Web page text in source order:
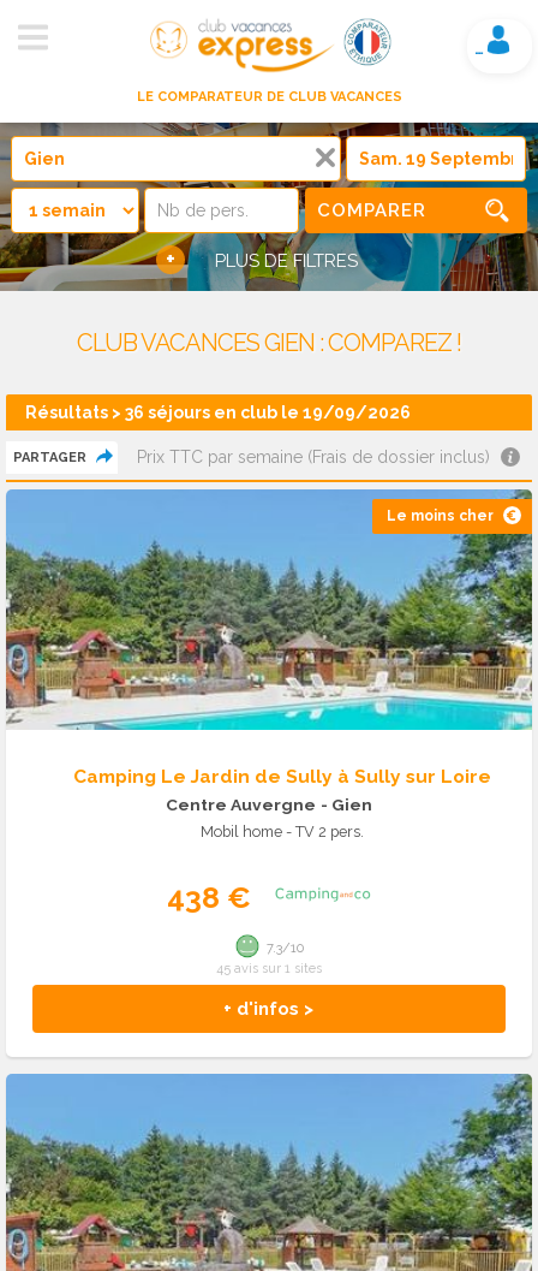
LE COMPARATEUR DE CLUB VACANCES
Mon compte
COMPARER
+ PLUS DE FILTRES
CLUB VACANCES GIEN : COMPAREZ !
Résultats > 36 séjours en club le 19/09/2026
PARTAGER Prix TTC par semaine (Frais de dossier inclus)
Le moins cher
Camping Le Jardin de Sully à Sully sur Loire
Centre Auvergne - Gien
Mobil home - TV 2 pers.
438 €
+ d'infos >
7.3/10
45 avis sur 1 sites